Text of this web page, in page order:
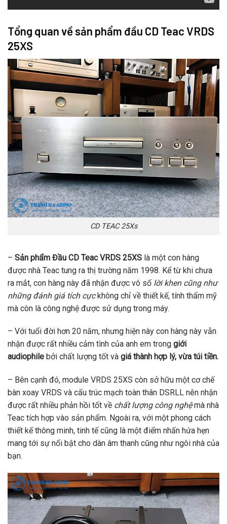
Tổng quan về sản phẩm đầu CD Teac VRDS
25XS
CD TEAC 25Xs
– Sản phẩm Đầu CD Teac VRDS 25XS là một con hàng
được nhà Teac tung ra thị trường năm 1998. Kể từ khi chưa
ra mắt, con hàng này đã nhận được vô số lời khen cũng như
những đánh giá tích cựckhông chỉ về thiết kế, tính thẩm mỹ
mà còn là công nghệ được sử dụng trong máy.
– Với tuổi đời hơn 20 năm, nhưng hiện này con hàng này vẫn
nhận được rất nhiều cảm tình của anh em trong giới
audiophile bởi chất lượng tốt và giá thành hợp lý, vừa túi tiền.
– Bên cạnh đó, module VRDS 25XS còn sở hữu một cơ chế
bàn xoay VRDS và cấu trúc mạch toàn thân DSRLL nên nhận
được rất nhiều phản hồi tốt về chất lượng công nghệmà nhà
Teac tích hợp vào sản phẩm. Ngoài ra, với một phong cách
thiết kế thông minh, tinh tế cũng là một điểm nhấn hứa hẹn
mang tới sự nổi bật cho dàn âm thanh cũng như ngôi nhà của
bạn.